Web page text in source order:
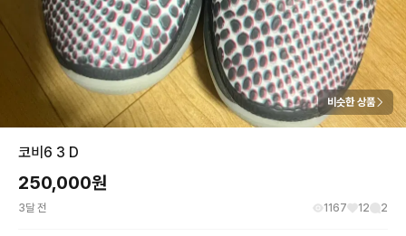
비슷한 상품
코비6 3 D
250,000원
3달 전 1167 12 2